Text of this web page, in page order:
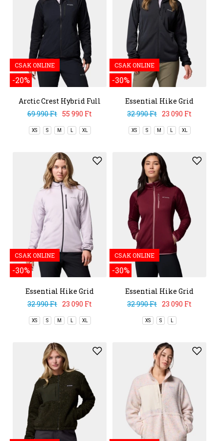
CSAK ONLINE
-20%
Arctic Crest Hybrid Full
Zip
69 990 Ft 55 990 Ft
XS S M L XL
CSAK ONLINE
-30%
Essential Hike Grid
Fleece Full Zip
32 990 Ft 23 090 Ft
XS S M L XL
CSAK ONLINE
-30%
Essential Hike Grid
Fleece Full Zip
32 990 Ft 23 090 Ft
XS S M L XL
CSAK ONLINE
-30%
Essential Hike Grid
Fleece Full Zip
32 990 Ft 23 090 Ft
XS S L